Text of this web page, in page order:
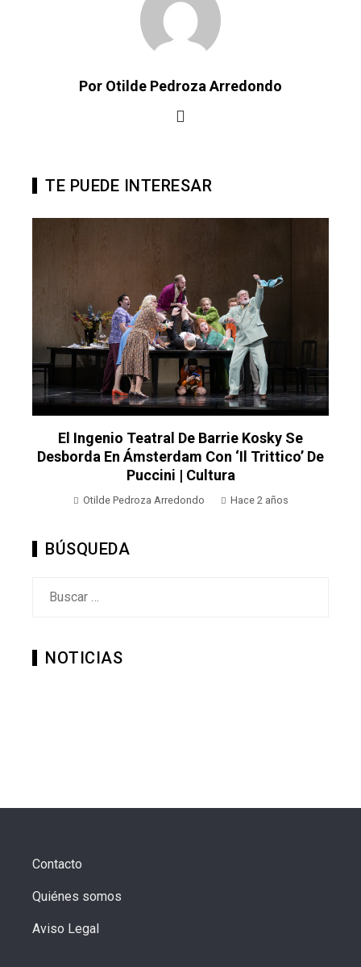
Por Otilde Pedroza Arredondo
TE PUEDE INTERESAR
El Ingenio Teatral De Barrie Kosky Se
Desborda En Ámsterdam Con ‘Il Trittico’ De
Puccini | Cultura
Otilde Pedroza Arredondo Hace 2 años
BÚSQUEDA
NOTICIAS
Contacto
Quiénes somos
Aviso Legal